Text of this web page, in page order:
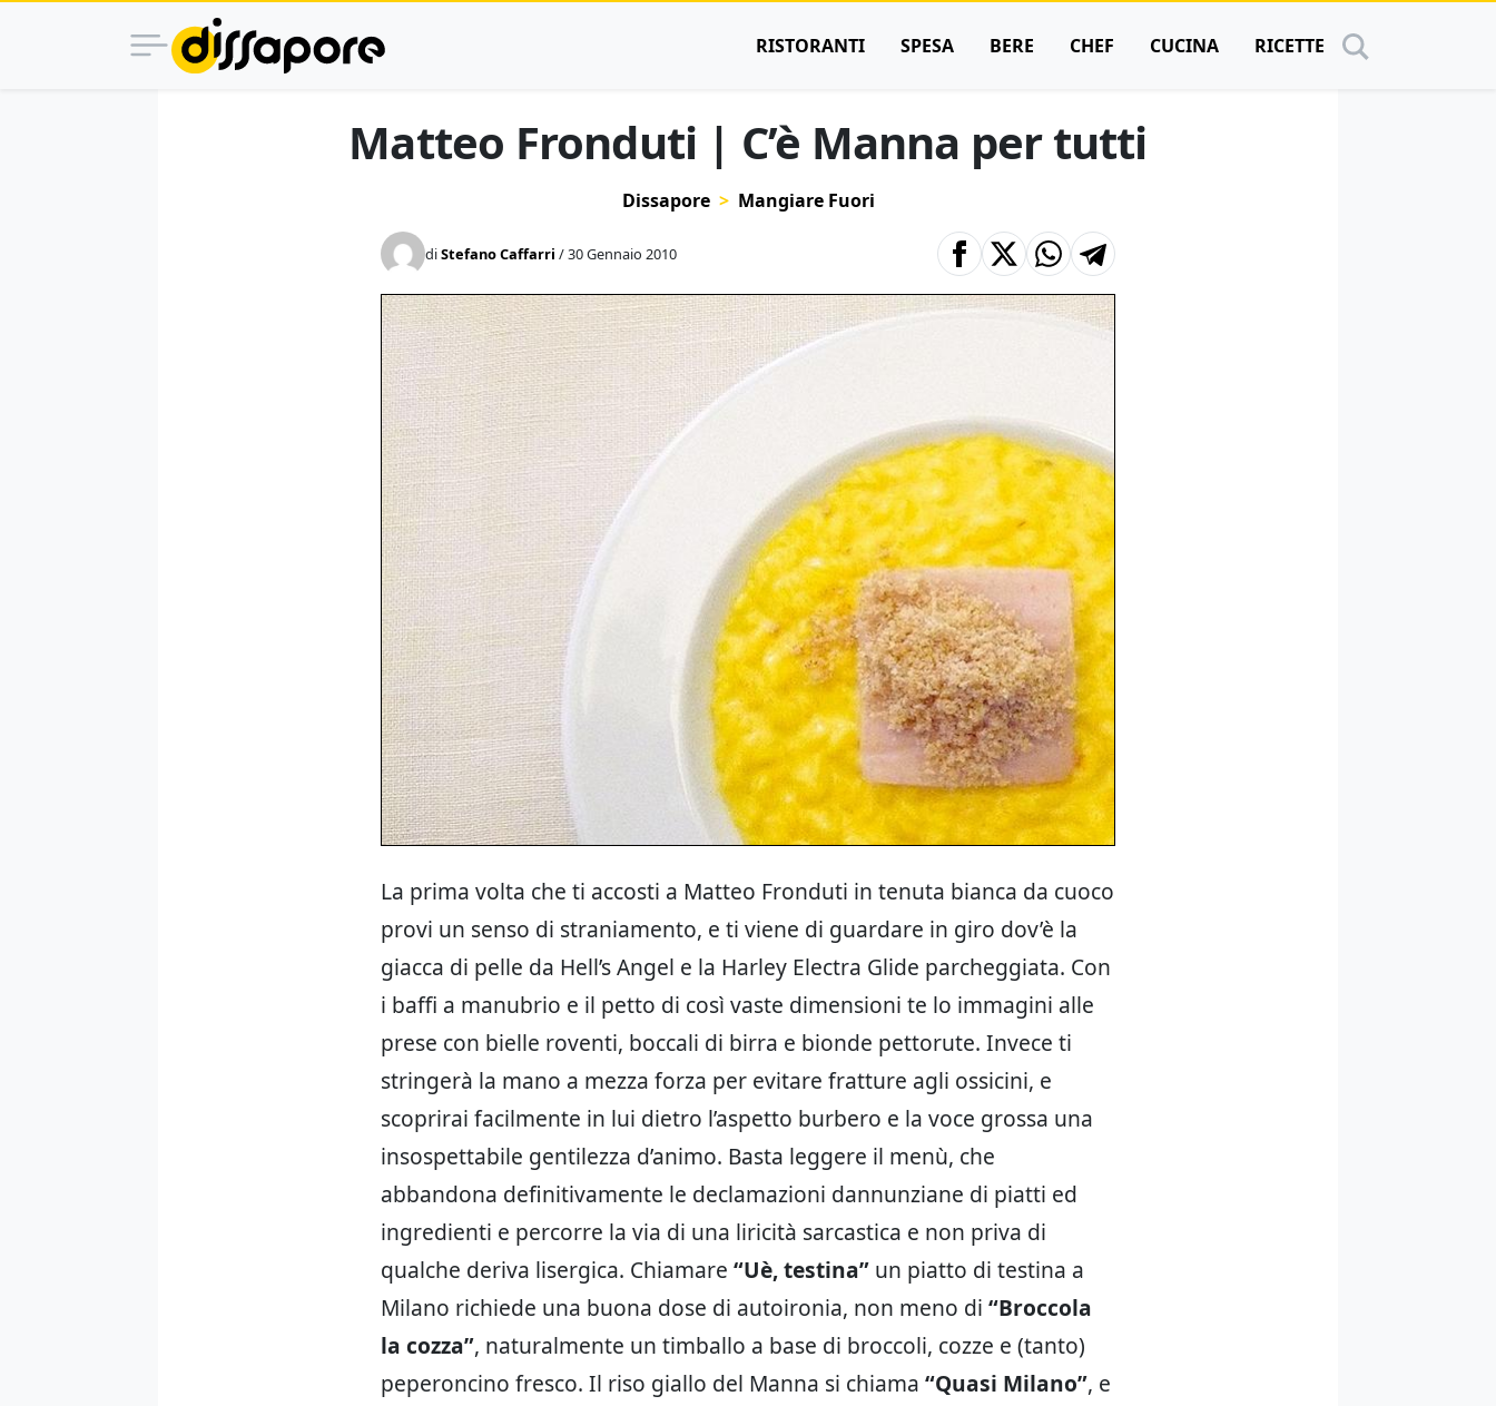
RISTORANTI SPESA BERE CHEF CUCINA RICETTE
Matteo Fronduti | C’è Manna per tutti
Dissapore Mangiare Fuori
diStefano Caffarri / 30 Gennaio 2010
La prima volta che ti accosti a Matteo Fronduti in tenuta bianca da cuoco
provi un senso di straniamento, e ti viene di guardare in giro dov’è la
giacca di pelle da Hell’s Angel e la Harley Electra Glide parcheggiata. Con
i baffi a manubrio e il petto di così vaste dimensioni te lo immagini alle
prese con bielle roventi, boccali di birra e bionde pettorute. Invece ti
stringerà la mano a mezza forza per evitare fratture agli ossicini, e
scoprirai facilmente in lui dietro l’aspetto burbero e la voce grossa una
insospettabile gentilezza d’animo. Basta leggere il menù, che
abbandona definitivamente le declamazioni dannunziane di piatti ed
ingredienti e percorre la via di una liricità sarcastica e non priva di
qualche deriva lisergica. Chiamare “Uè, testina” un piatto di testina a
Milano richiede una buona dose di autoironia, non meno di “Broccola
la cozza”, naturalmente un timballo a base di broccoli, cozze e (tanto)
peperoncino fresco. Il riso giallo del Manna si chiama “Quasi Milano”, e